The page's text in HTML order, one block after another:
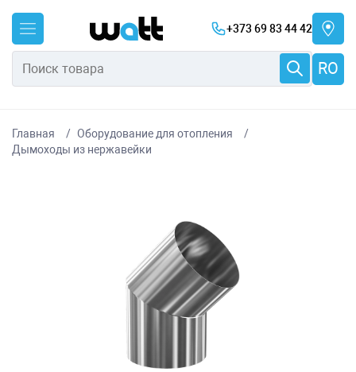
+373 69 83 44 42
RO
Главная
Оборудование для отопления
Дымоходы из нержавейки